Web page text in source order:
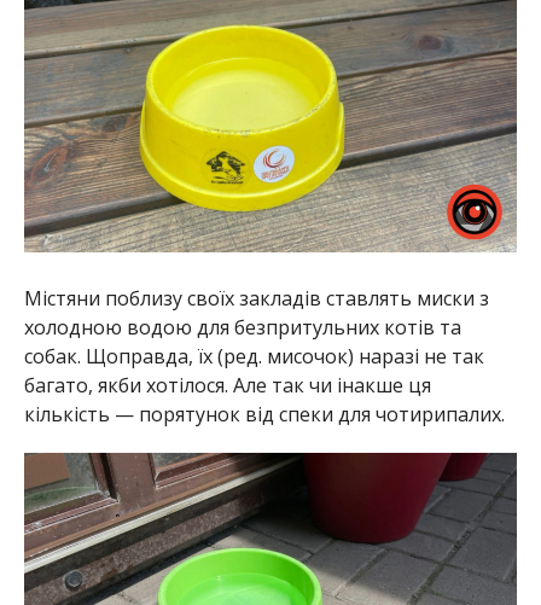
Містяни поблизу своїх закладів ставлять миски з
холодною водою для безпритульних котів та
собак. Щоправда, їх (ред. мисочок) наразі не так
багато, якби хотілося. Але так чи інакше ця
кількість — порятунок від спеки для чотирипалих.